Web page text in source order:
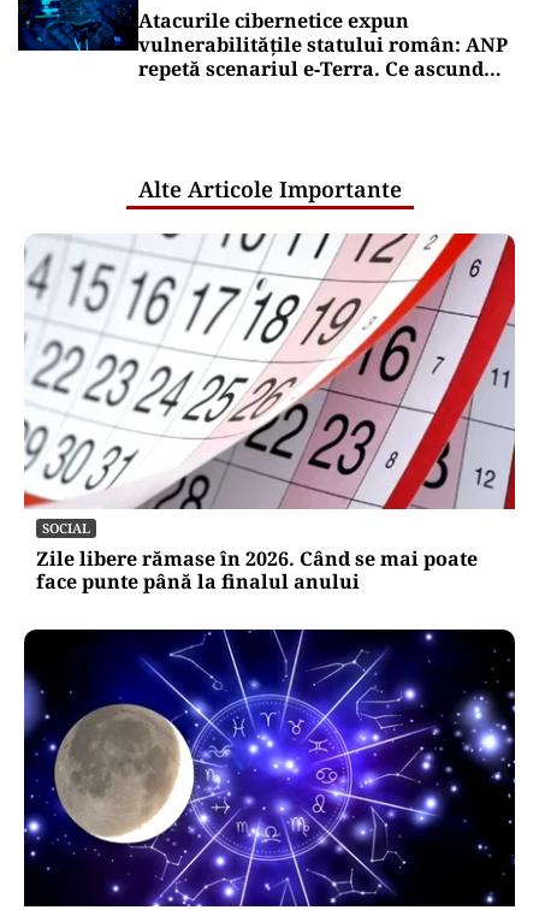
Atacurile cibernetice expun
vulnerabilitățile statului român: ANP
repetă scenariul e‑Terra. Ce ascund
Alte Articole Importante
SOCIAL
Zile libere rămase în 2026. Când se mai poate
face punte până la finalul anului